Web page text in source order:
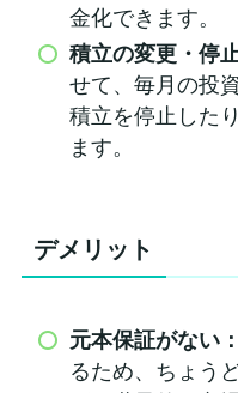
金化できます。
積立の変更・停
せて、毎月の投
積立を停止した
ます。
デメリット
元本保証がない：
るため、ちょう